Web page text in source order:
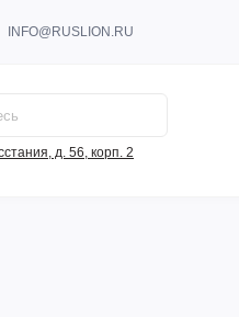
INFO@RUSLION.RU
д. 56, корп. 2